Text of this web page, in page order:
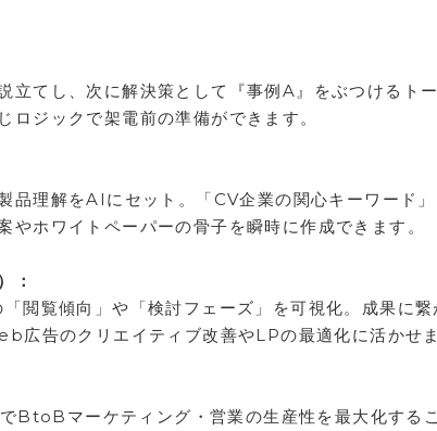
立てし、次に解決策として『事例A』をぶつけるト
ジックで架電前の準備ができます。
品理解をAIにセット。「CV企業の関心キーワード
ホワイトペーパーの骨子を瞬時に作成できます。
：
閲覧傾向」や「検討フェーズ」を可視化。成果に繋
広告のクリエイティブ改善やLPの最適化に活かせま
BtoBマーケティング・営業の生産性を最大化する